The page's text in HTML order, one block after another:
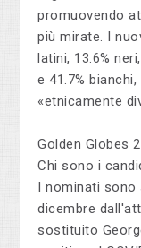
promuovendo
più mirate. I
latini, 13.6%
e 41.7%
«etnicamente
Golden Globes
Chi sono i
I nominati
dicembre
sostituito